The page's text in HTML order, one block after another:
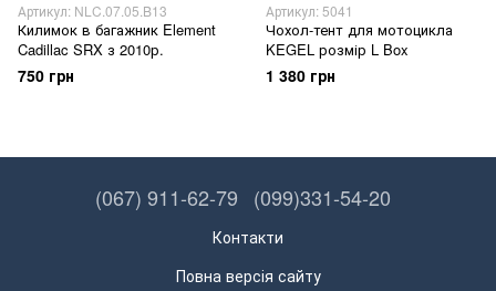
Артикул: NLC.07.05.B13
Килимок в багажник Element
Cadillac SRX з 2010р.
750 грн
Артикул: 5041
Чохол-тент для мотоцикла
KEGEL розмір L Box
1 380 грн
(067) 911-62-79 (099)331-54-20
Контакти
Повна версія сайту